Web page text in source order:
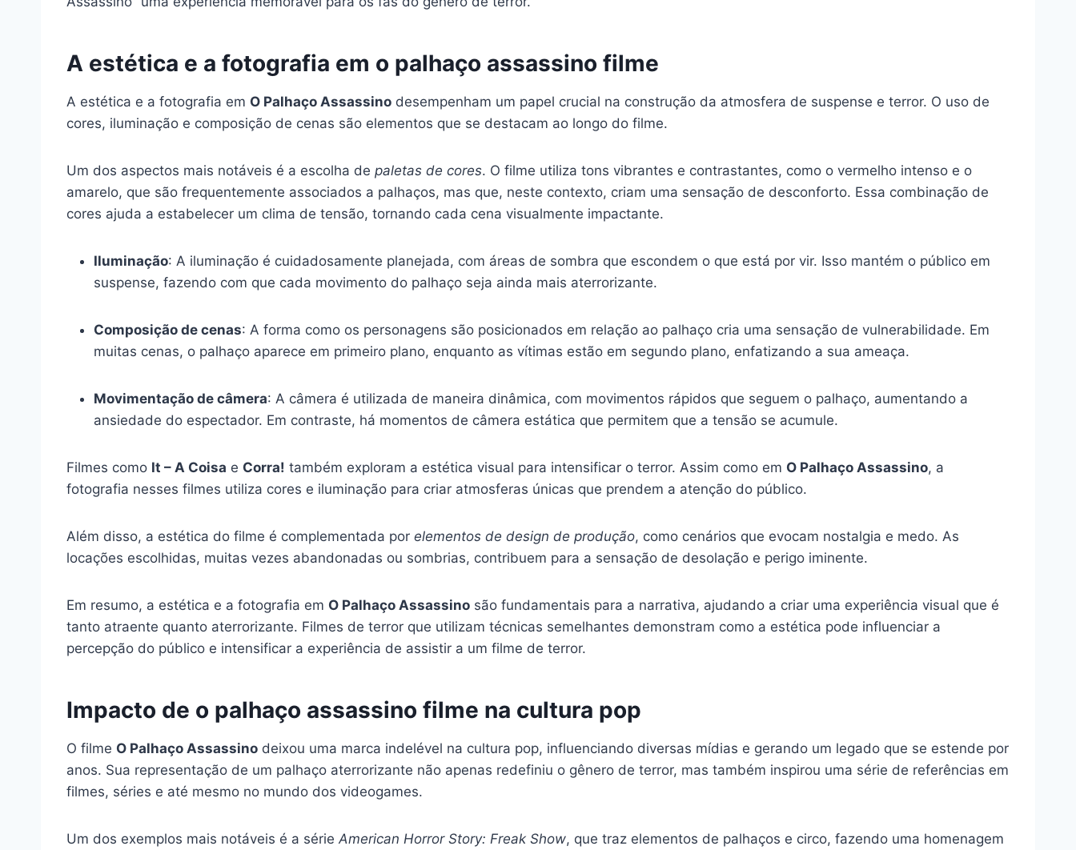
A estética e a fotografia em o palhaço assassino filme
A estética e a fotografia em O Palhaço Assassino desempenham um papel crucial na construção da atmosfera de suspense e terror. O uso de
cores, iluminação e composição de cenas são elementos que se destacam ao longo do filme.
Um dos aspectos mais notáveis é a escolha de paletas de cores. O filme utiliza tons vibrantes e contrastantes, como o vermelho intenso e o
amarelo, que são frequentemente associados a palhaços, mas que, neste contexto, criam uma sensação de desconforto. Essa combinação de
cores ajuda a estabelecer um clima de tensão, tornando cada cena visualmente impactante.
Iluminação: A iluminação é cuidadosamente planejada, com áreas de sombra que escondem o que está por vir. Isso mantém o público em
suspense, fazendo com que cada movimento do palhaço seja ainda mais aterrorizante.
Composição de cenas: A forma como os personagens são posicionados em relação ao palhaço cria uma sensação de vulnerabilidade. Em
muitas cenas, o palhaço aparece em primeiro plano, enquanto as vítimas estão em segundo plano, enfatizando a sua ameaça.
Movimentação de câmera: A câmera é utilizada de maneira dinâmica, com movimentos rápidos que seguem o palhaço, aumentando a
ansiedade do espectador. Em contraste, há momentos de câmera estática que permitem que a tensão se acumule.
Filmes como It – A Coisa e Corra! também exploram a estética visual para intensificar o terror. Assim como em O Palhaço Assassino, a
fotografia nesses filmes utiliza cores e iluminação para criar atmosferas únicas que prendem a atenção do público.
Além disso, a estética do filme é complementada por elementos de design de produção, como cenários que evocam nostalgia e medo. As
locações escolhidas, muitas vezes abandonadas ou sombrias, contribuem para a sensação de desolação e perigo iminente.
Em resumo, a estética e a fotografia em O Palhaço Assassino são fundamentais para a narrativa, ajudando a criar uma experiência visual que é
tanto atraente quanto aterrorizante. Filmes de terror que utilizam técnicas semelhantes demonstram como a estética pode influenciar a
percepção do público e intensificar a experiência de assistir a um filme de terror.
Impacto de o palhaço assassino filme na cultura pop
O filme O Palhaço Assassino deixou uma marca indelével na cultura pop, influenciando diversas mídias e gerando um legado que se estende por
anos. Sua representação de um palhaço aterrorizante não apenas redefiniu o gênero de terror, mas também inspirou uma série de referências em
filmes, séries e até mesmo no mundo dos videogames.
Um dos exemplos mais notáveis é a série American Horror Story: Freak Show, que traz elementos de palhaços e circo, fazendo uma homenagem